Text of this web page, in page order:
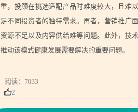
重，投顾在挑选适配产品时难度较大，且难
足不同投资者的独特需求。再者，营销推广
资源不足以及内容供给难等问题。此外，技
推动该模式健康发展需要解决的重要问题。
阅读：7033
2